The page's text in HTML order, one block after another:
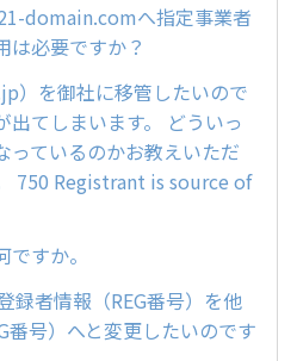
domain.comへ指定事業者
は必要ですか？
）を御社に移管したいので
出てしまいます。 どういっ
っているのかお教えいただ
750 Registrant is source of
すか。
録者情報（REG番号）を他
番号）へと変更したいのです